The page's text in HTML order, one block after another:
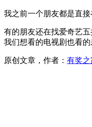
我之前一个朋友都是直
有的朋友还在找爱奇艺
我们想看的电视剧也看
原创文章，作者： 有奖之